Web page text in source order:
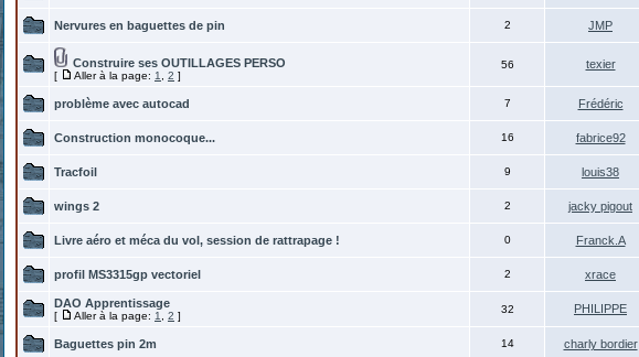
Nervures en baguettes de pin 2 JMP
Construire ses OUTILLAGES PERSO
[ Aller à la page: 1 2 ]
56 texier
problème avec autocad 7 Frédéric
Construction monocoque... 16 fabrice92
Tracfoil 9 louis38
wings 2 2 jacky pigout
Livre aéro et méca du vol, session de rattrapage ! 0 Franck.A
profil MS3315gp vectoriel 2 xrace
DAO Apprentissage
[ Aller à la page: 1 2 ]
32 PHILIPPE
Baguettes pin 2m 14 charly bordier